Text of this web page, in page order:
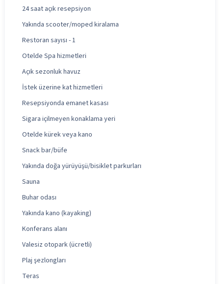
24 saat açık resepsiyon
Yakında scooter/moped kiralama
Restoran sayısı - 1
Otelde Spa hizmetleri
Açık sezonluk havuz
İstek üzerine kat hizmetleri
Resepsiyonda emanet kasası
Sigara içilmeyen konaklama yeri
Otelde kürek veya kano
Snack bar/büfe
Yakında doğa yürüyüşü/bisiklet parkurları
Sauna
Buhar odası
Yakında kano (kayaking)
Konferans alanı
Valesiz otopark (ücretli)
Plaj şezlongları
Teras